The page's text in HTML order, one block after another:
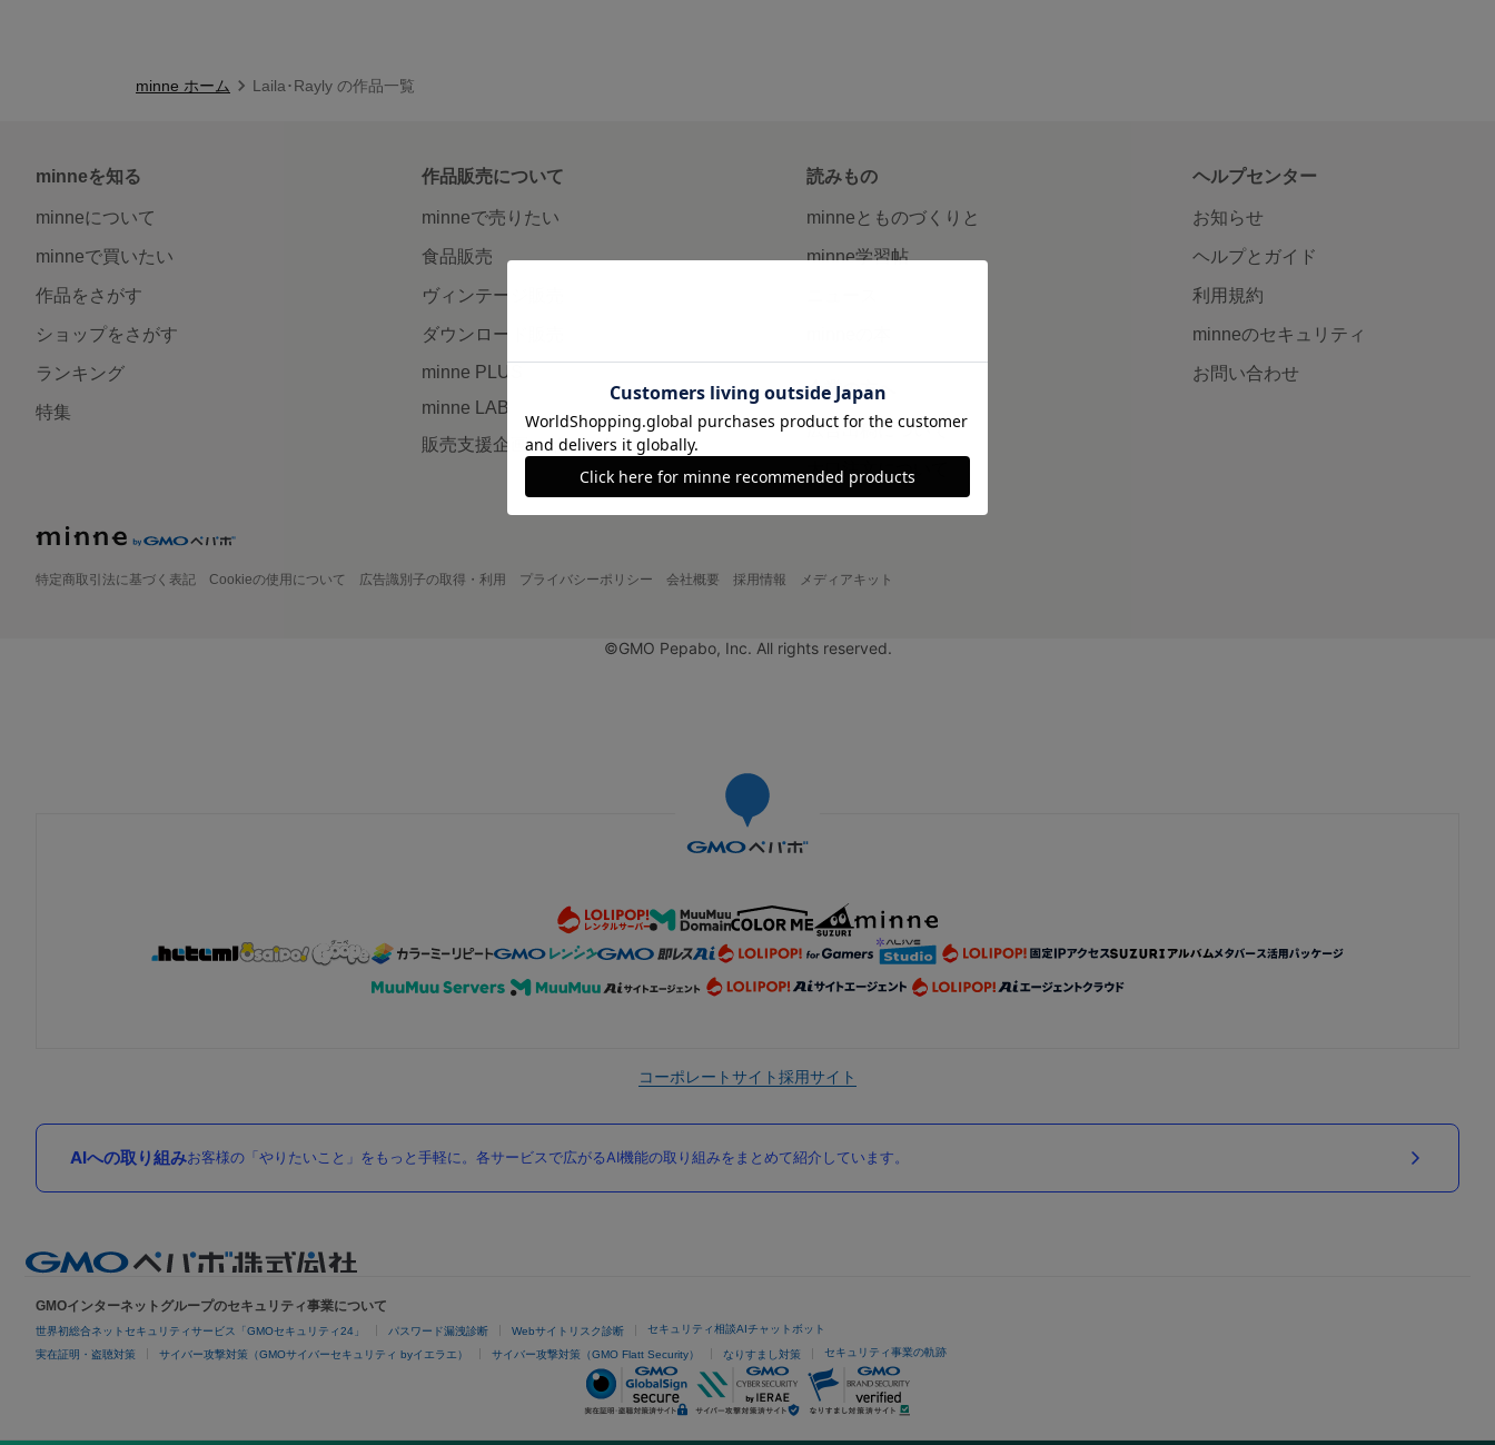
minne ホーム Laila･Rayly の作品一覧
minneを知る
minneについて
minneで買いたい
作品をさがす
ショップをさがす
ランキング
特集
作品販売について
minneで売りたい
食品販売
ヴィンテージ販売
ダウンロード販売
minne PLUS
minne LAB
販売支援企画・イベント
読みもの
minneとものづくりと
minne学習帖
企業の方へ
広告出稿について
大口注文について
ヘルプセンター
お知らせ
ヘルプとガイド
利用規約
minneのセキュリティ
お問い合わせ
特定商取引法に基づく表記 Cookieの使用について 広告識別子の取得・利用 プライバシーポリシー 会社概要 採用情報 メディアキット
©GMO Pepabo, Inc. All rights reserved.
コーポレートサイト採用サイト
AIへの取り組みお客様の「やりたいこと」をもっと手軽に。各サービスで広がるAI機能の取り組みをまとめて紹介しています。
GMOインターネットグループのセキュリティ事業について
世界初総合ネットセキュリティサービス「GMOセキュリティ24」 パスワード漏洩診断 Webサイトリスク診断 セキュリティ相談AIチャットボット
実在証明・盗聴対策 サイバー攻撃対策（GMOサイバーセキュリティ byイエラエ） サイバー攻撃対策（GMO Flatt Security） なりすまし対策 セキュリティ事業の軌跡